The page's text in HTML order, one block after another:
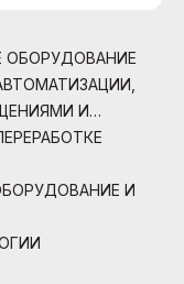
ОБОРУДОВАНИЕ
И
И